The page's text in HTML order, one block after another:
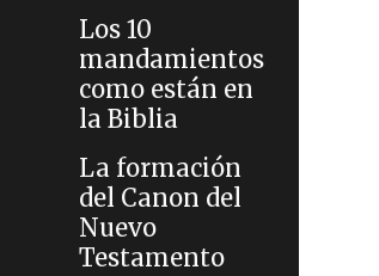
Los 10
mandamientos
como están en
la Biblia
La formación
del Canon del
Nuevo
Testamento